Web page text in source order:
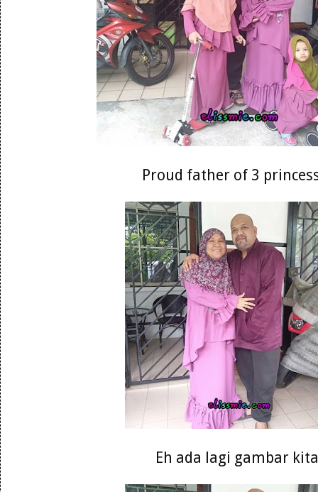
Proud father of 3
Eh ada lagi gambar